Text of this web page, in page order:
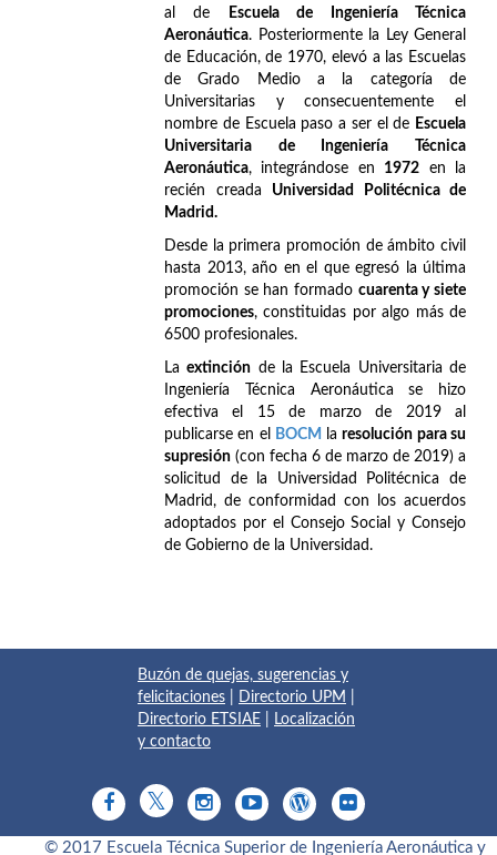
al de
Escuela de Ingeniería Técnica
Aeronáutica. Posteriormente la Ley General
de Educación, de 1970, elevó a las Escuelas
de Grado Medio a la categoría de
Universitarias y consecuentemente el
nombre de Escuela paso a ser el de Escuela
Universitaria de Ingeniería Técnica
Aeronáutica, integrándose en 1972 en la
recién creada Universidad Politécnica de
Madrid.
Desde la primera promoción de ámbito civil
hasta 2013, año en el que egresó la última
promoción se han formado cuarenta y siete
promociones, constituidas por algo más de
6500 profesionales.
Laextinción de la Escuela Universitaria de
Ingeniería Técnica Aeronáutica se hizo
efectiva el 15 de marzo de 2019 al
publicarse en el
BOCM laresolución para su
supresión (con fecha 6 de marzo de 2019) a
solicitud de la Universidad Politécnica de
Madrid, de conformidad con los acuerdos
adoptados por el Consejo Social y Consejo
de Gobierno de la Universidad.
Buzón de quejas, sugerencias y
felicitaciones
Directorio UPM
Directorio ETSIAE
Localización
y contacto
© 2017 Escuela Técnica Superior de Ingeniería Aeronáutica y